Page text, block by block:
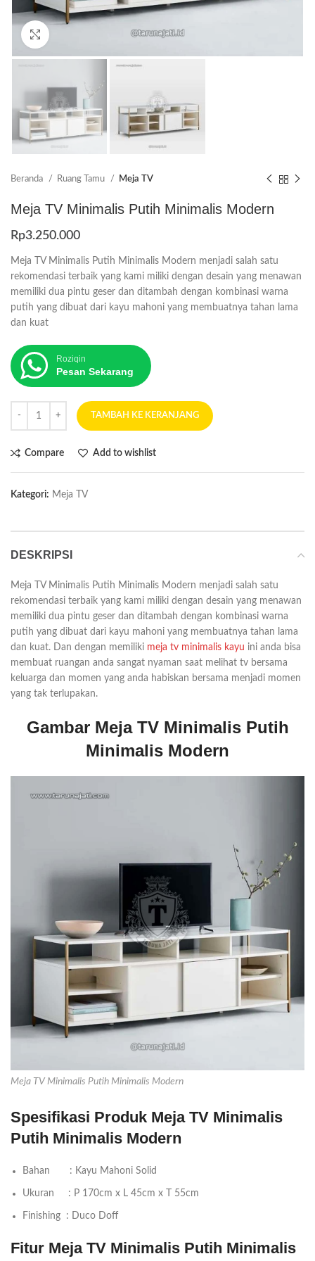
Beranda Ruang Tamu Meja TV
Meja TV Minimalis Putih Minimalis Modern
Rp3.250.000
Meja TV Minimalis Putih Minimalis Modern menjadi salah satu
rekomendasi terbaik yang kami miliki dengan desain yang menawan
memiliki dua pintu geser dan ditambah dengan kombinasi warna
putih yang dibuat dari kayu mahoni yang membuatnya tahan lama
dan kuat
Roziqin
Pesan Sekarang
TAMBAH KE KERANJANG
Compare Add to wishlist
Kategori: Meja TV
DESKRIPSI
Meja TV Minimalis Putih Minimalis Modern menjadi salah satu
rekomendasi terbaik yang kami miliki dengan desain yang menawan
memiliki dua pintu geser dan ditambah dengan kombinasi warna
putih yang dibuat dari kayu mahoni yang membuatnya tahan lama
dan kuat. Dan dengan memiliki meja tv minimalis kayu ini anda bisa
membuat ruangan anda sangat nyaman saat melihat tv bersama
keluarga dan momen yang anda habiskan bersama menjadi momen
yang tak terlupakan.
Gambar Meja TV Minimalis Putih
Minimalis Modern
Meja TV Minimalis Putih Minimalis Modern
Spesifikasi Produk Meja TV Minimalis
Putih Minimalis Modern
Bahan : Kayu Mahoni Solid
Ukuran : P 170cm x L 45cm x T 55cm
Finishing : Duco Doff
Fitur Meja TV Minimalis Putih Minimalis